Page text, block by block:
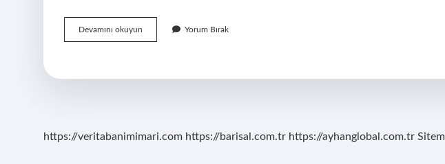
Devamını okuyun Karabatak
Kuşu
Mi
Yorum Bırak
https://veritabanimimari.com https://barisal.com.tr https://ayhanglobal.com.tr